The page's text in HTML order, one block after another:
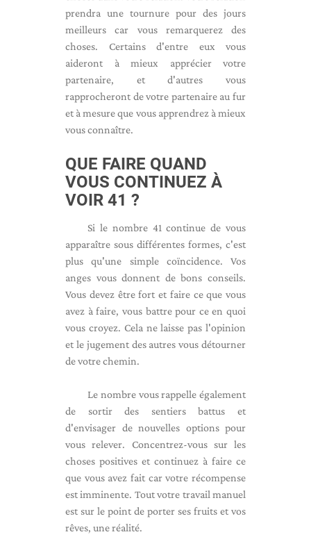
prendra une tournure pour des jours
meilleurs car vous remarquerez des
choses. Certains d'entre eux vous
aideront à mieux apprécier votre
partenaire, et d'autres vous
rapprocheront de votre partenaire au fur
et à mesure que vous apprendrez à mieux
vous connaître.
QUE FAIRE QUAND
VOUS CONTINUEZ À
VOIR 41 ?
Si le nombre 41 continue de vous
apparaître sous différentes formes, c'est
plus qu'une simple coïncidence. Vos
anges vous donnent de bons conseils.
Vous devez être fort et faire ce que vous
avez à faire, vous battre pour ce en quoi
vous croyez. Cela ne laisse pas l'opinion
et le jugement des autres vous détourner
de votre chemin.
Le nombre vous rappelle également
de sortir des sentiers battus et
d'envisager de nouvelles options pour
vous relever. Concentrez-vous sur les
choses positives et continuez à faire ce
que vous avez fait car votre récompense
est imminente. Tout votre travail manuel
est sur le point de porter ses fruits et vos
rêves, une réalité.